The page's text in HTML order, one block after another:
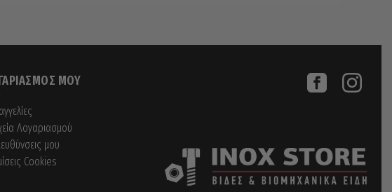
ΜΟΥ
Λογαριασμού
μου
Cookies